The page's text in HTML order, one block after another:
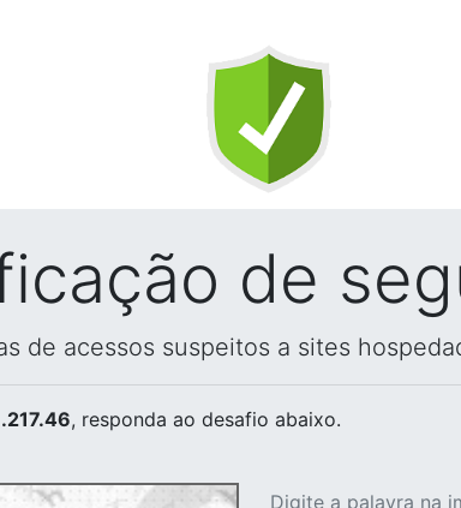
de
de acessos suspeitos a sites
, responda ao desafio abaixo.
Digite a palavra na